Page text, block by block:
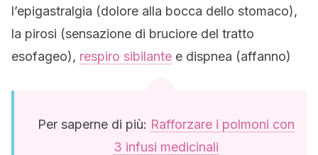
l’epigastralgia (dolore alla bocca dello stomaco),
la pirosi (sensazione di bruciore del tratto
esofageo), respiro sibilante e dispnea (affanno)
Per saperne di più: Rafforzare i polmoni con
3 infusi medicinali